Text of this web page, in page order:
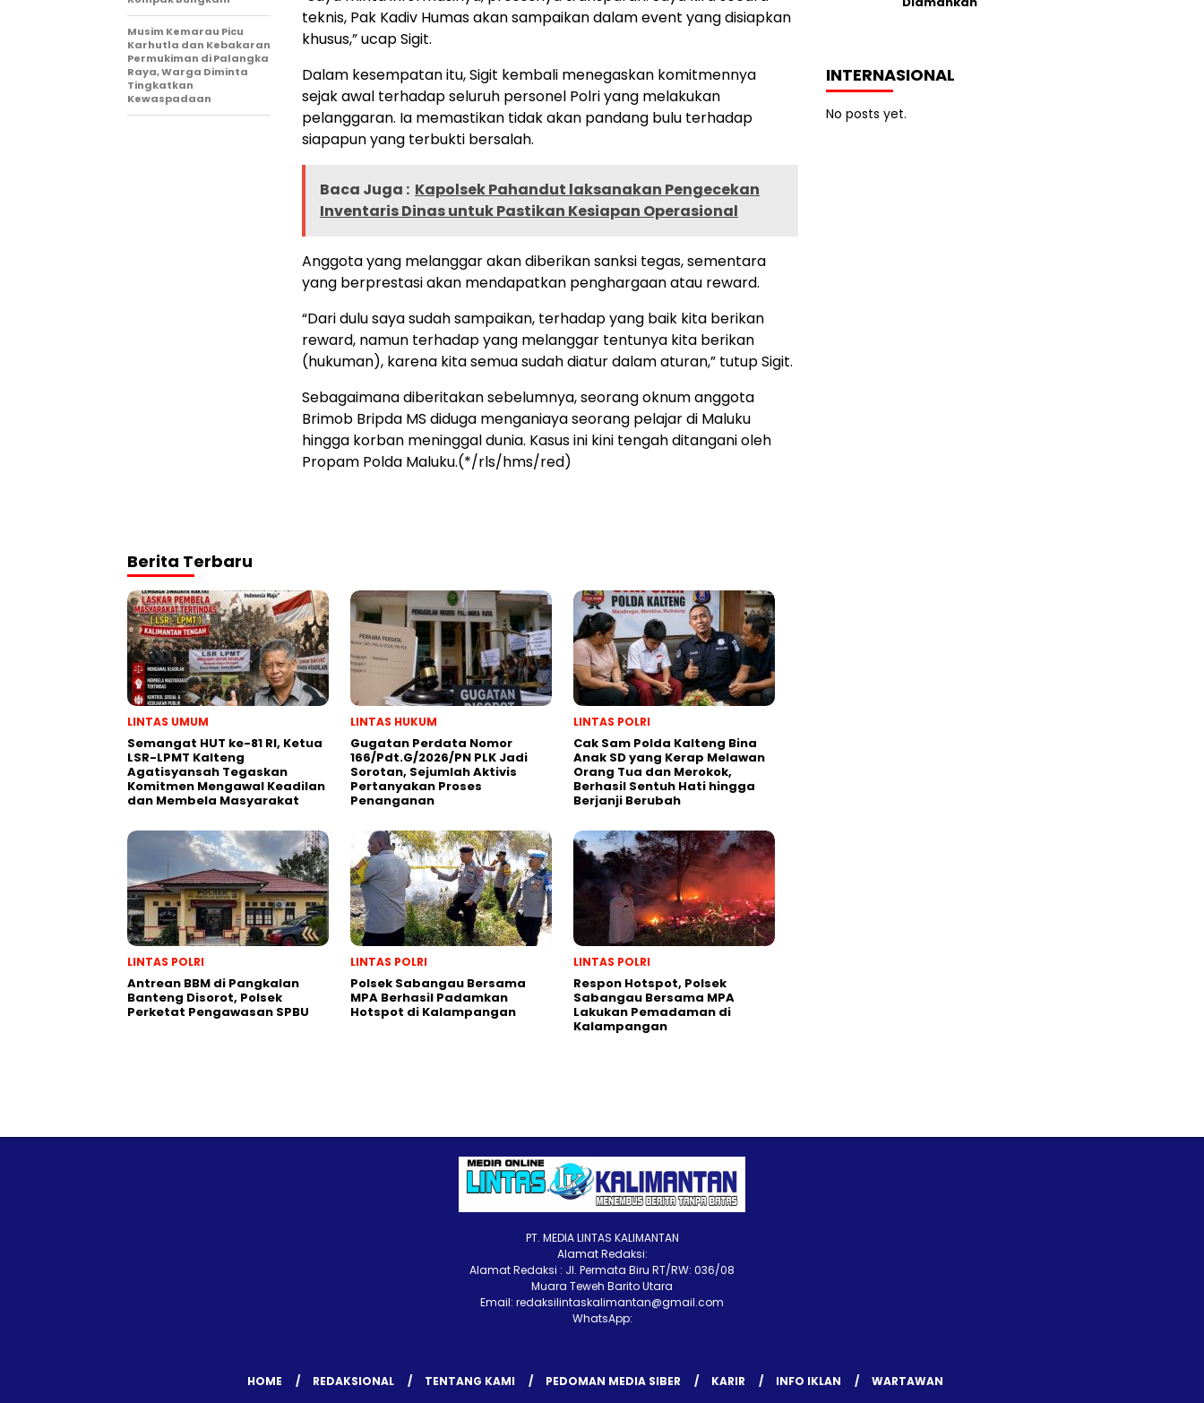
teknis, Pak Kadiv Humas akan sampaikan dalam event yang disiapkan
khusus,” ucap Sigit.
Dalam kesempatan itu, Sigit kembali menegaskan komitmennya
sejak awal terhadap seluruh personel Polri yang melakukan
pelanggaran. Ia memastikan tidak akan pandang bulu terhadap
siapapun yang terbukti bersalah.
Baca Juga : Kapolsek Pahandut laksanakan Pengecekan
Inventaris Dinas untuk Pastikan Kesiapan Operasional
Anggota yang melanggar akan diberikan sanksi tegas, sementara
yang berprestasi akan mendapatkan penghargaan atau reward.
“Dari dulu saya sudah sampaikan, terhadap yang baik kita berikan
reward, namun terhadap yang melanggar tentunya kita berikan
(hukuman), karena kita semua sudah diatur dalam aturan,” tutup Sigit.
Sebagaimana diberitakan sebelumnya, seorang oknum anggota
Brimob Bripda MS diduga menganiaya seorang pelajar di Maluku
hingga korban meninggal dunia. Kasus ini kini tengah ditangani oleh
Propam Polda Maluku.(*/rls/hms/red)
Musim Kemarau Picu
Karhutla dan Kebakaran
Permukiman di Palangka
Raya, Warga Diminta
Tingkatkan
Kewaspadaan
Berita Terbaru
LINTAS UMUM
Semangat HUT ke-81 RI, Ketua
LSR-LPMT Kalteng
Agatisyansah Tegaskan
Komitmen Mengawal Keadilan
dan Membela Masyarakat
LINTAS HUKUM
Gugatan Perdata Nomor
166/Pdt.G/2026/PN PLK Jadi
Sorotan, Sejumlah Aktivis
Pertanyakan Proses
Penanganan
LINTAS POLRI
Cak Sam Polda Kalteng Bina
Anak SD yang Kerap Melawan
Orang Tua dan Merokok,
Berhasil Sentuh Hati hingga
Berjanji Berubah
LINTAS POLRI
Antrean BBM di Pangkalan
Banteng Disorot, Polsek
Perketat Pengawasan SPBU
LINTAS POLRI
Polsek Sabangau Bersama
MPA Berhasil Padamkan
Hotspot di Kalampangan
LINTAS POLRI
Respon Hotspot, Polsek
Sabangau Bersama MPA
Lakukan Pemadaman di
Kalampangan
INTERNASIONAL
No posts yet.
PT. MEDIA LINTAS KALIMANTAN
Alamat Redaksi:
Alamat Redaksi : Jl. Permata Biru RT/RW: 036/08
Muara Teweh Barito Utara
Email: redaksilintaskalimantan@gmail.com
WhatsApp:
HOME REDAKSIONAL TENTANG KAMI PEDOMAN MEDIA SIBER KARIR INFO IKLAN WARTAWAN